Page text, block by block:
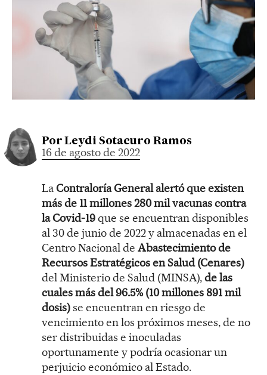
Por Leydi Sotacuro Ramos
16 de agosto de 2022
LaContraloría General alertó que existen
más de 11 millones 280 mil vacunas contra
la Covid-19que se encuentran disponibles
al 30 de junio de 2022 y almacenadas en el
Centro Nacional de Abastecimiento de
Recursos Estratégicos en Salud (Cenares)
del Ministerio de Salud (MINSA),de las
cuales más del 96.5% (10 millones 891 mil
dosis)se encuentran en riesgo de
vencimiento en los próximos meses, de no
ser distribuidas e inoculadas
oportunamente y podría ocasionar un
perjuicio económico al Estado.